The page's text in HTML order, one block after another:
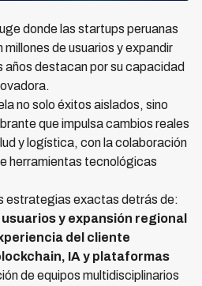
donde las startups peruanas
de usuarios y expandir
años destacan por su capacidad
no solo éxitos aislados, sino
que impulsa cambios reales
y logística, con la colaboración
herramientas tecnológicas
estrategias exactas detrás de:
y expansión regional
del cliente
IA y plataformas
de equipos multidisciplinarios